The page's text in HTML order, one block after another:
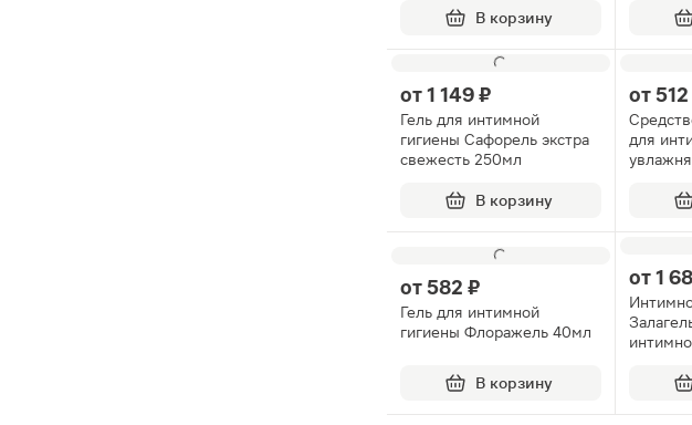
В корзину
серии
от1 149 ₽
Гель для интимной
гигиены Сафорель экстра
свежесть 250мл
В корзину
от
для
от582 ₽
Гель для интимной
гигиены Флоражель 40мл
В корзину
от1